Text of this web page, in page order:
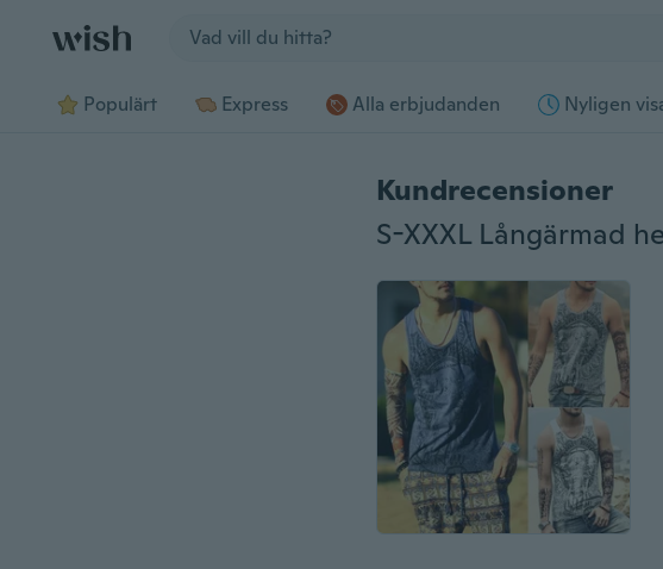
Populärt Express Alla erbjudanden Nyligen
Kundrecensioner